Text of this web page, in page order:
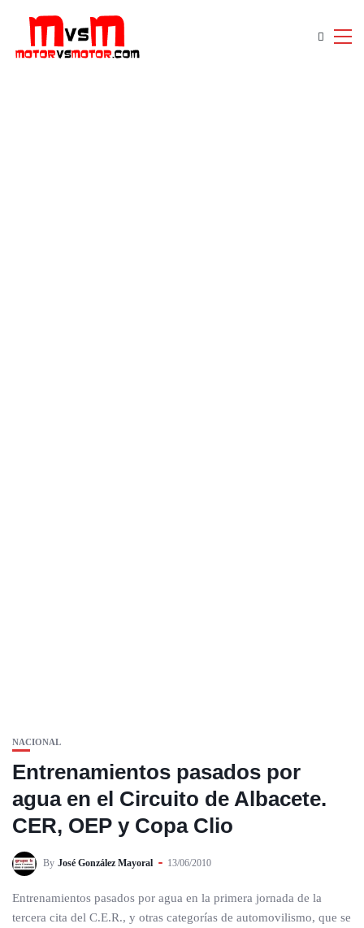
NACIONAL
Entrenamientos pasados por
agua en el Circuito de Albacete.
CER, OEP y Copa Clio
By José González Mayoral 13/06/2010
Entrenamientos pasados por agua en la primera jornada de la
tercera cita del C.E.R., y otras categorías de automovilismo, que se